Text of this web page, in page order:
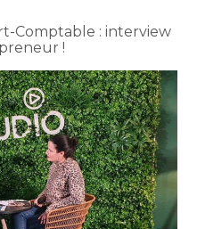
Comptable : interview
!